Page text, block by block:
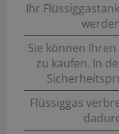
Ihr
Sie können
zu kaufen. In
Flüssiggas